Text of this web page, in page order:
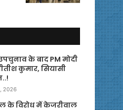
के बाद PM मोदी
कुमार, सियासी
2026
के विरोध में केजरीवाल